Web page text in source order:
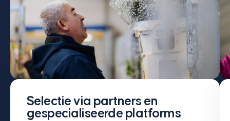
Selectie via partners en
gespecialiseerde platforms